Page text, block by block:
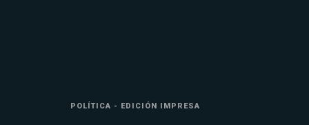
POLÍTICA - EDICIÓN IMPRESA